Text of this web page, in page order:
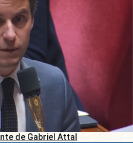
de Gabriel Attal